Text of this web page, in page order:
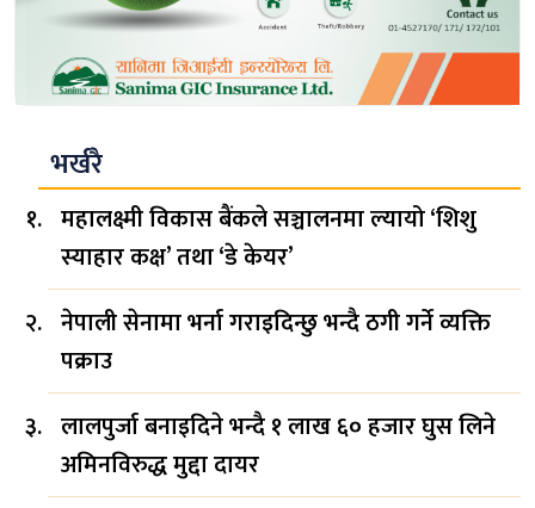
भर्खरै
महालक्ष्मी विकास बैंकले सञ्चालनमा ल्यायो ‘शिशु
स्याहार कक्ष’ तथा ‘डे केयर’
नेपाली सेनामा भर्ना गराइदिन्छु भन्दै ठगी गर्ने व्यक्ति
पक्राउ
लालपुर्जा बनाइदिने भन्दै १ लाख ६० हजार घुस लिने
अमिनविरुद्ध मुद्दा दायर